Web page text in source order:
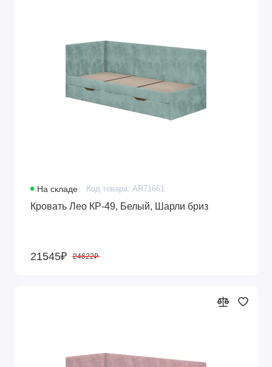
На складе Код товара: AR71661
Кровать Лео КР-49, Белый, Шарли бриз
21545₽ 24622₽